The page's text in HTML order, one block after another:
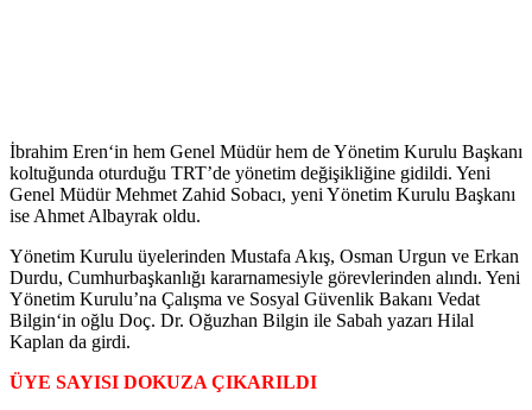
İbrahim Eren‘in hem Genel Müdür hem de Yönetim Kurulu Başkanı
koltuğunda oturduğu TRT’de yönetim değişikliğine gidildi. Yeni
Genel Müdür Mehmet Zahid Sobacı, yeni Yönetim Kurulu Başkanı
ise Ahmet Albayrak oldu.
Yönetim Kurulu üyelerinden Mustafa Akış, Osman Urgun ve Erkan
Durdu, Cumhurbaşkanlığı kararnamesiyle görevlerinden alındı. Yeni
Yönetim Kurulu’na Çalışma ve Sosyal Güvenlik Bakanı Vedat
Bilgin‘in oğlu Doç. Dr. Oğuzhan Bilgin ile Sabah yazarı Hilal
Kaplan da girdi.
ÜYE SAYISI DOKUZA ÇIKARILDI